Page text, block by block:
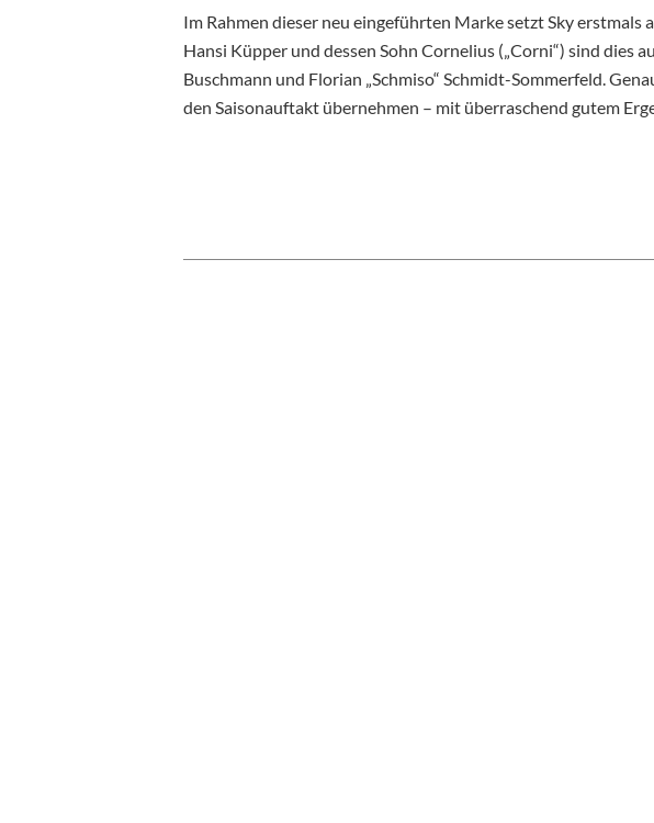
Im Rahmen dieser neu eingeführten Marke setzt Sky erstmals
Hansi Küpper und dessen Sohn Cornelius („Corni“) sind dies
Buschmann und Florian „Schmiso“ Schmidt-Sommerfeld.
den Saisonauftakt übernehmen – mit überraschend gutem